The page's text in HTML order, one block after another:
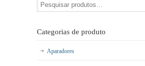
Categorias de produto
Aparadores